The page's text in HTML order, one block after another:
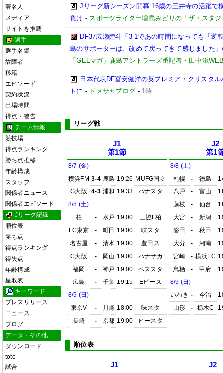
著名人
メディア
サイトを推薦
選手
選手名鑑
故障者
移籍
エピソード
契約状況
出場時間
得点・警告
チーム情報
競技場
得点ランキング
勝ち点推移
年齢構成
スタッフ
関係者ニュース
関係者エピソード
Jリーグ記録
順位表
勝ち点
得点ランキング
得失点
年齢構成
星取表
キーワード
プレスリリース
ニュース
ブログ
データ・その他
ダウンロード
toto
試合
Jリーグ新シーズン開幕 16歳の三井寺の活躍で
負け - スポーツライター増島みどりの「ザ・スタジ
DF37広瀬陸斗「3-1であの時間になっても『逆
島のサポーターは、改めて戻ってきて感じました
「GELマガ」鹿島アントラーズ番記者・田中滋
日本代表DF冨安健洋の英プレミア・クリスタ
トに - ドメサカブログ - 1時
リーグ戦
J1
第1節
8/7 (金)
横浜FM 3-4 鹿島 19:26 MUFG国立
G大阪
4-3 浦和 19:33
パナスタ
8/8 (土)
柏
- 水戸 19:00
三協F柏
FC東京
- 町田 19:00
味スタ
名古屋
- 清水 19:00
豊田ス
C大阪
- 岡山 19:00
ハナサカ
福岡
- 神戸 19:00
ベススタ
広島
- 千葉 19:15
Eピース
8/9 (日)
東京V
- 川崎 18:00
味スタ
長崎
- 京都 19:00 ピースタ
J2
第1
8/8 (土)
札幌
- 徳島
八戸
- 富山
藤枝
- 仙台
大宮
- 新潟
磐田
- 秋田
大分
- 湘南
宮崎
- 横浜FC
鳥栖
- 甲府
8/9 (日)
いわき - 今治
山形
- 栃木C
順位表
J1 J2